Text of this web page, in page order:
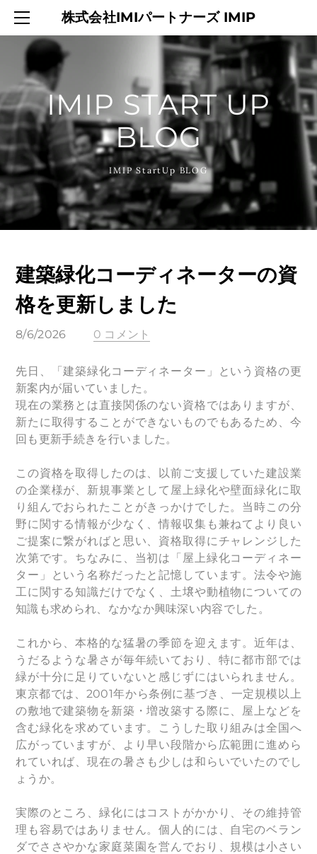
株式会社IMIパートナーズ IMIP
IMIP START UP
BLOG
IMIP StartUp BLOG
建築緑化コーディネーターの資
格を更新しました
8/6/2026 0 コメント
先日、「建築緑化コーディネーター」という資格の更
新案内が届いていました。
現在の業務とは直接関係のない資格ではありますが、
新たに取得することができないものでもあるため、今
回も更新手続きを行いました。
この資格を取得したのは、以前ご支援していた建設業
の企業様が、新規事業として屋上緑化や壁面緑化に取
り組んでおられたことがきっかけでした。当時この分
野に関する情報が少なく、情報収集も兼ねて より良い
ご提案に繋がればと思い、資格取得にチャレンジした
次第です。ちなみに、当初は「屋上緑化コーディネー
ター」という名称だったと記憶しています。法令や施
工に関する知識だけでなく、土壌や動植物についての
知識も求められ、なかなか興味深い内容でした。
これから、本格的な猛暑の季節を迎えます。近年は、
うだるような暑さが毎年続いており、特に都市部では
緑が十分に足りていないと感じずにはいられません。
東京都では、2001年から条例に基づき、一定規模以上
の敷地で建築物を新築・増改築する際に、屋上などを
含む緑化を求めています。こうした取り組みは全国へ
広がっていますが、より早い段階から広範囲に進めら
れていれば、現在の暑さも少しは和らいでいたのでし
ょうか。
実際のところ、緑化にはコストがかかり、その維持管
理も容易ではありません。個人的には、自宅のベラン
ダでささやかな家庭菜園を営んでおり、規模は小さい
HOME
SERVICES
ABOUT
CONTACT
BLOG